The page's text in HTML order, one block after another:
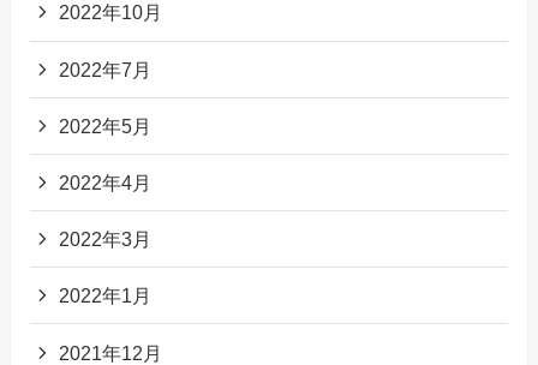
2022年10月
2022年7月
2022年5月
2022年4月
2022年3月
2022年1月
2021年12月